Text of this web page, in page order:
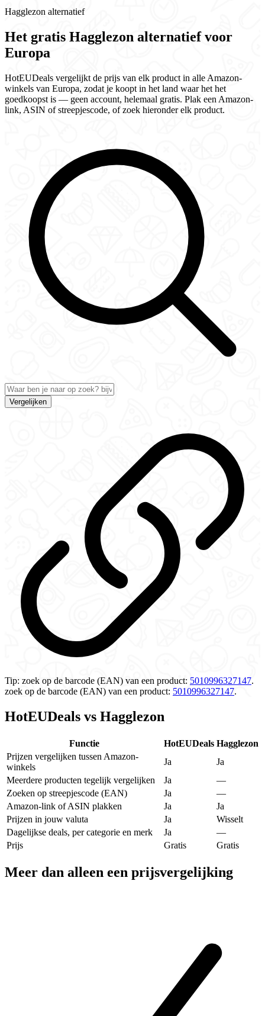
Hagglezon alternatief
Het gratis Hagglezon alternatief voor
Europa
HotEUDeals vergelijkt de prijs van elk product in alle Amazon-
winkels van Europa, zodat je koopt in het land waar het het
goedkoopst is — geen account, helemaal gratis. Plak een Amazon-
link, ASIN of streepjescode, of zoek hieronder elk product.
Vergelijken
Tip: zoek op de barcode (EAN) van een product: 5010996327147.
zoek op de barcode (EAN) van een product: 5010996327147.
HotEUDeals vs Hagglezon
Functie HotEUDeals Hagglezon
Prijzen vergelijken tussen Amazon-
winkels
Ja
Ja
Meerdere producten tegelijk vergelijken
Ja
—
Zoeken op streepjescode (EAN)
Ja
—
Amazon-link of ASIN plakken
Ja
Ja
Prijzen in jouw valuta
Ja
Wisselt
Dagelijkse deals, per categorie en merk
Ja
—
Prijs
Gratis Gratis
Meer dan alleen een prijsvergelijking